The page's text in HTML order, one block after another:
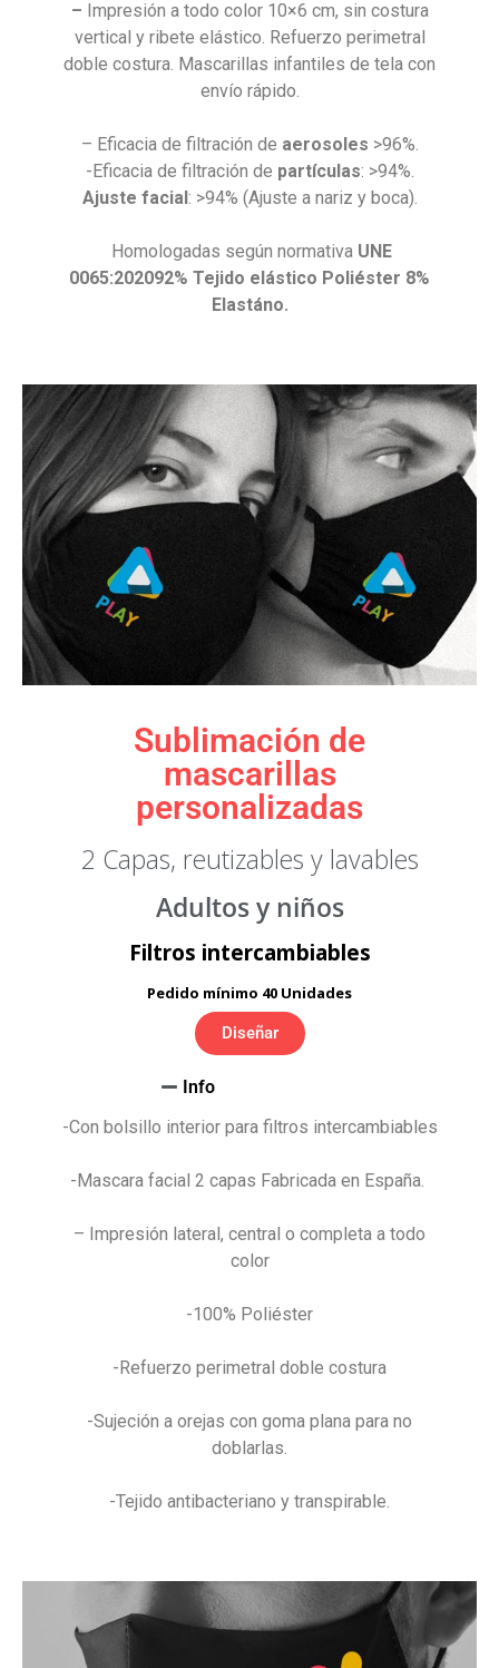
– Impresión a todo color 10×6 cm, sin costura
vertical y ribete elástico. Refuerzo perimetral
doble costura. Mascarillas infantiles de tela con
envío rápido.
– Eficacia de filtración de aerosoles >96%.
-Eficacia de filtración de partículas: >94%.
Ajuste facial : >94% (Ajuste a nariz y boca).
Homologadas según normativa UNE
0065:202092% Tejido elástico Poliéster 8%
Elastáno.
Sublimación de
mascarillas
personalizadas
2 Capas, reutizables y lavables
Adultos y niños
Filtros intercambiables
Pedido mínimo 40 Unidades
Diseñar
Info
-Con bolsillo interior para filtros intercambiables
-Mascara facial 2 capas Fabricada en España.
– Impresión lateral, central o completa a todo
color
-100% Poliéster
-Refuerzo perimetral doble costura
-Sujeción a orejas con goma plana para no
doblarlas.
-Tejido antibacteriano y transpirable.